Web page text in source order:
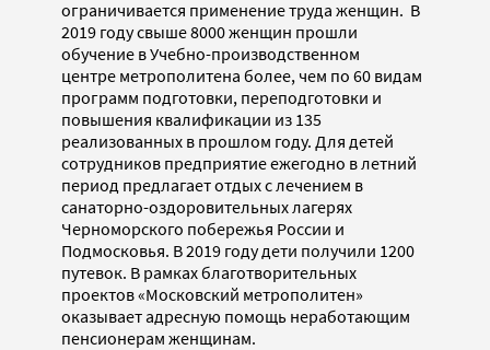
ограничивается применение труда женщин. В
2019 году свыше 8000 женщин прошли
обучение в Учебно-производственном
центре метрополитена более, чем по 60 видам
программ подготовки, переподготовки и
повышения квалификации из 135
реализованных в прошлом году. Для детей
сотрудников предприятие ежегодно в летний
период предлагает отдых с лечением в
санаторно-оздоровительных лагерях
Черноморского побережья России и
Подмосковья. В 2019 году дети получили 1200
путевок. В рамках благотворительных
проектов «Московский метрополитен»
оказывает адресную помощь неработающим
пенсионерам женщинам.